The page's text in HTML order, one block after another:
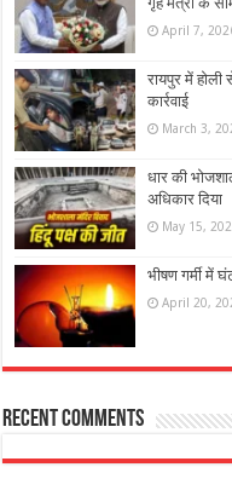
April 7,
रायपुर में
कार्रवाई
March 3,
धार की
अधिकार दिया
May 15,
भीषण गर्मी में
April 20,
Recent Comments